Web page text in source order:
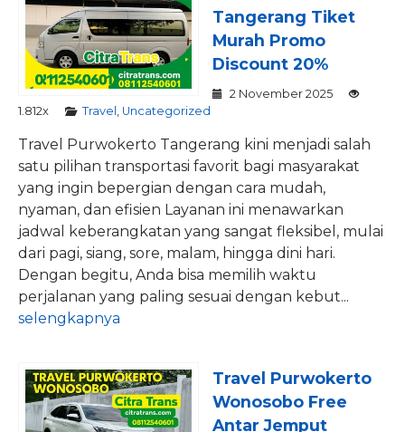
Tangerang Tiket
Murah Promo
Discount 20%
2 November 2025
1.812x
Travel Uncategorized
Travel Purwokerto Tangerang kini menjadi salah
satu pilihan transportasi favorit bagi masyarakat
yang ingin bepergian dengan cara mudah,
nyaman, dan efisien Layanan ini menawarkan
jadwal keberangkatan yang sangat fleksibel, mulai
dari pagi, siang, sore, malam, hingga dini hari.
Dengan begitu, Anda bisa memilih waktu
perjalanan yang paling sesuai dengan kebut...
selengkapnya
Travel Purwokerto
Wonosobo Free
Antar Jemput